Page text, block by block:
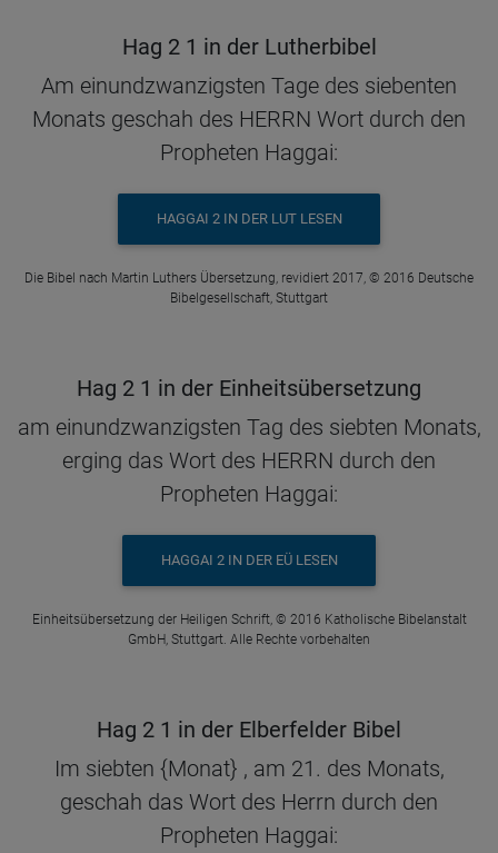
Hag 2 1 in der Lutherbibel
Am einundzwanzigsten Tage des siebenten
Monats geschah des HERRN Wort durch den
Propheten Haggai:
HAGGAI 2 IN DER LUT LESEN
Die Bibel nach Martin Luthers Übersetzung, revidiert 2017, © 2016 Deutsche
Bibelgesellschaft, Stuttgart
Hag 2 1 in der Einheitsübersetzung
am einundzwanzigsten Tag des siebten Monats,
erging das Wort des HERRN durch den
Propheten Haggai:
HAGGAI 2 IN DER EÜ LESEN
Einheitsübersetzung der Heiligen Schrift, © 2016 Katholische Bibelanstalt
GmbH, Stuttgart. Alle Rechte vorbehalten
Hag 2 1 in der Elberfelder Bibel
Im siebten {Monat} , am 21. des Monats,
geschah das Wort des Herrn durch den
Propheten Haggai: